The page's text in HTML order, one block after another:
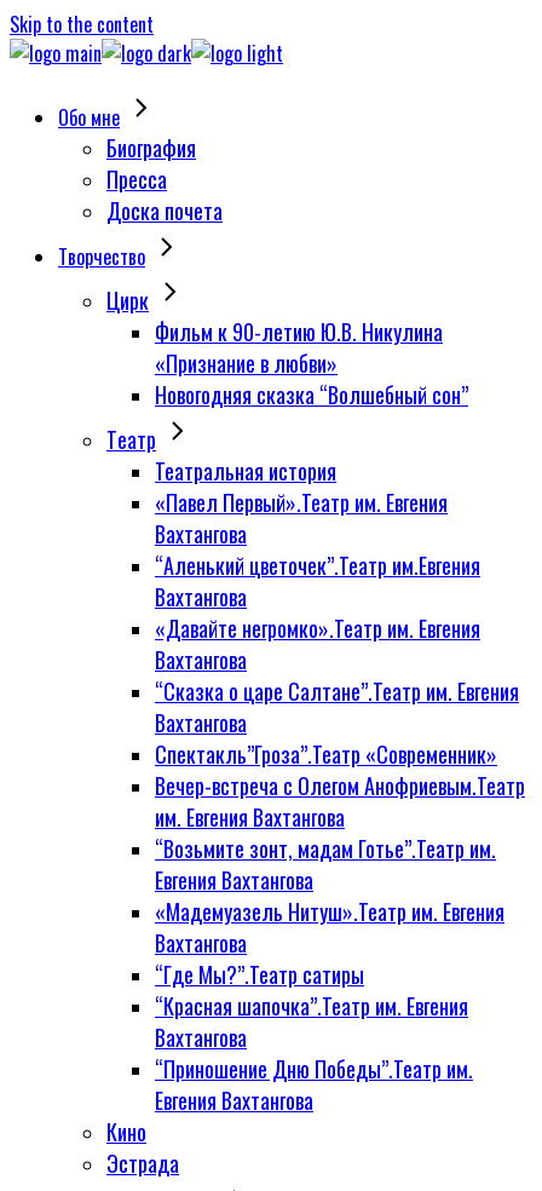
Skip to the content
Обо мне
Биография
Пресса
Доска почета
Творчество
Цирк
Фильм к 90-летию Ю.В. Никулина
«Признание в любви»
Новогодняя сказка “Волшебный сон”
Tеатр
Театральная история
«Павел Первый».Театр им. Евгения
Вахтангова
“Аленький цветочек”.Театр им.Евгения
Вахтангова
«Давайте негромко».Театр им. Евгения
Вахтангова
“Сказка о царе Салтане”.Театр им. Евгения
Вахтангова
Спектакль”Гроза”.Театр «Современник»
Вечер-встреча с Олегом Анофриевым.Театр
им. Евгения Вахтангова
“Возьмите зонт, мадам Готье”.Театр им.
Евгения Вахтангова
«Мадемуазель Нитуш».Театр им. Евгения
Вахтангова
“Где Мы?”.Театр сатиры
“Красная шапочка”.Театр им. Евгения
Вахтангова
“Приношение Дню Победы”.Театр им.
Евгения Вахтангова
Кино
Эстрада